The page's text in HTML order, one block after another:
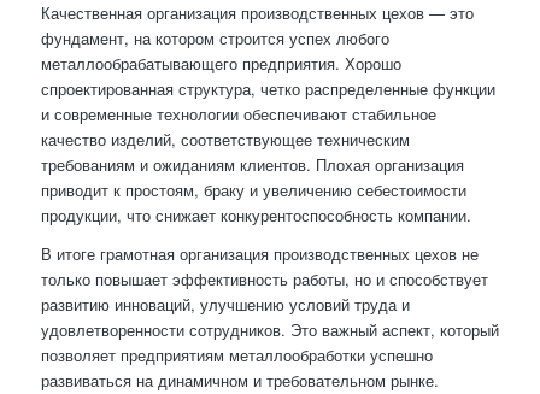
Качественная организация производственных цехов — это
фундамент, на котором строится успех любого
металлообрабатывающего предприятия. Хорошо
спроектированная структура, четко распределенные функции
и современные технологии обеспечивают стабильное
качество изделий, соответствующее техническим
требованиям и ожиданиям клиентов. Плохая организация
приводит к простоям, браку и увеличению себестоимости
продукции, что снижает конкурентоспособность компании.
В итоге грамотная организация производственных цехов не
только повышает эффективность работы, но и способствует
развитию инноваций, улучшению условий труда и
удовлетворенности сотрудников. Это важный аспект, который
позволяет предприятиям металлообработки успешно
развиваться на динамичном и требовательном рынке.